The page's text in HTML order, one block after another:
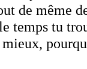
de même
temps tu